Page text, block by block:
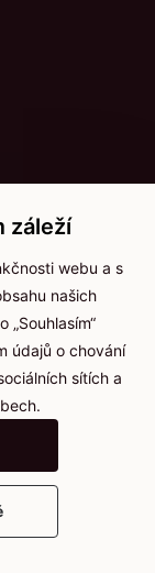
záleží
webu a s
našich
údajů o chování
sítích a